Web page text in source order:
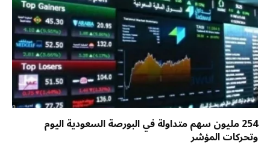
254 مليون سهم متداولة في البورصة السعودية اليوم
وتحركات المؤشر